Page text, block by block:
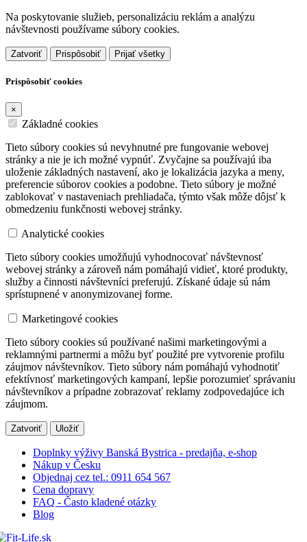
Na poskytovanie služieb, personalizáciu reklám a analýzu
návštevnosti používame súbory cookies.
Zatvoriť Prispôsobiť Prijať všetky
Prispôsobiť cookies
×
Základné cookies
Tieto súbory cookies sú nevyhnutné pre fungovanie webovej
stránky a nie je ich možné vypnúť. Zvyčajne sa používajú iba
uloženie základných nastavení, ako je lokalizácia jazyka a meny,
preferencie súborov cookies a podobne. Tieto súbory je možné
zablokovať v nastaveniach prehliadača, týmto však môže dôjsť k
obmedzeniu funkčnosti webovej stránky.
Analytické cookies
Tieto súbory cookies umožňujú vyhodnocovať návštevnosť
webovej stránky a zároveň nám pomáhajú vidieť, ktoré produkty,
služby a činnosti návštevníci preferujú. Získané údaje sú nám
sprístupnené v anonymizovanej forme.
Marketingové cookies
Tieto súbory cookies sú používané našimi marketingovými a
reklamnými partnermi a môžu byť použité pre vytvorenie profilu
záujmov návštevníkov. Tieto súbory nám pomáhajú vyhodnotiť
efektívnosť marketingových kampaní, lepšie porozumieť správaniu
návštevníkov a prípadne zobrazovať reklamy zodpovedajúce ich
záujmom.
Zatvoriť Uložiť
Doplnky výživy Banská Bystrica - predajňa, e-shop
Nákup v Česku
Objednaj cez tel.: 0911 654 567
Cena dopravy
FAQ - Často kladené otázky
Blog